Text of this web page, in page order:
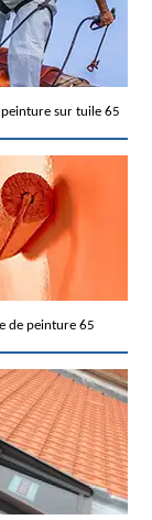
sur tuile 65
de peinture 65